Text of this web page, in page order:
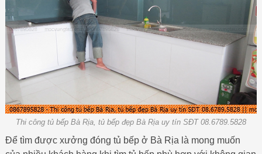
Thi công tủ bếp Bà Rịa, tủ bếp đẹp Bà Rịa uy tín SĐT 08.6789.5828
Để tìm được xưởng đóng tủ bếp ở Bà Rịa là mong muốn